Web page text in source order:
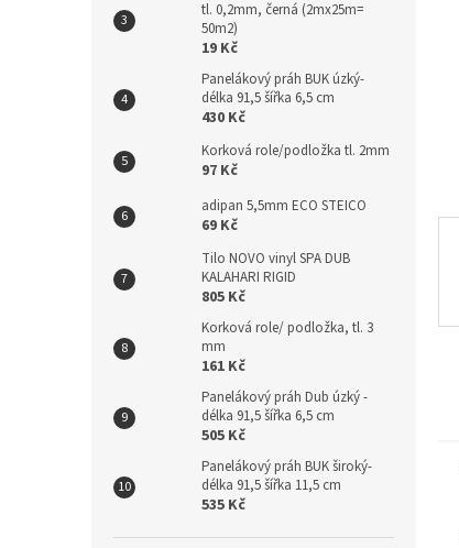
tl. 0,2mm, černá (2mx25m=
50m2)
19 Kč
Panelákový práh BUK úzký-
délka 91,5 šířka 6,5 cm
430 Kč
Korková role/podložka tl. 2mm
97 Kč
adipan 5,5mm ECO STEICO
69 Kč
Tilo NOVO vinyl SPA DUB
KALAHARI RIGID
805 Kč
Korková role/ podložka, tl. 3
mm
161 Kč
Panelákový práh Dub úzký -
délka 91,5 šířka 6,5 cm
505 Kč
Panelákový práh BUK široký-
délka 91,5 šířka 11,5 cm
535 Kč